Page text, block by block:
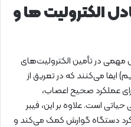
الکترولیت ها و
مهمی در تأمین الکترولیت‌های
ایفا می‌کنند که در تعریق از
عملکرد صحیح اعصاب،
است. علاوه بر این، فیبر
دستگاه گوارش کمک می‌کند و